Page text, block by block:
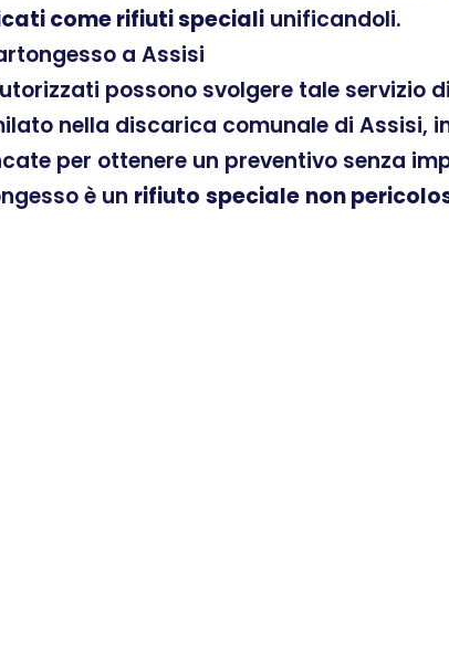
come rifiuti speciali unificandoli.
a Assisi
possono svolgere tale servizio
nella discarica comunale di Assisi,
per ottenere un preventivo senza
è un rifiuto speciale non